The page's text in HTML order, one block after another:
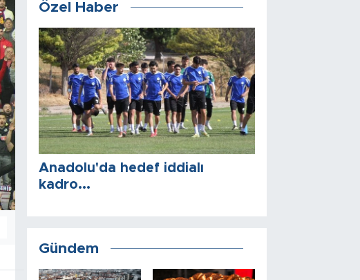
Özel Haber
Anadolu'da hedef iddialı
kadro...
Gündem